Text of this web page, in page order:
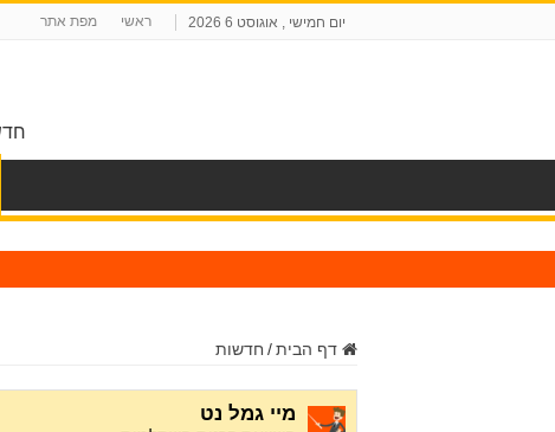
יום חמישי , אוגוסט 6 2026 ראשי מפת אתר
דף הבית/ חדשות